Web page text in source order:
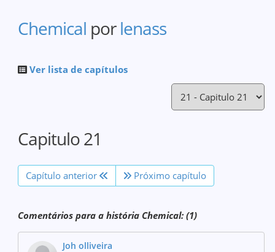
Chemical porlenass
Ver lista de capítulos
Capitulo 21
Capítulo anterior Próximo capítulo
Comentários para a história Chemical: (1)
Joh olliveira